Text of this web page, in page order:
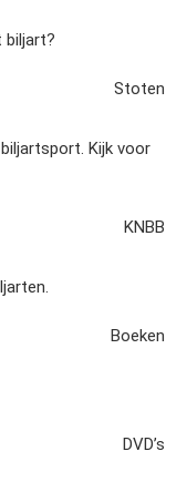
biljart?
Stoten
Kijk voor
KNBB
Boeken
DVD’s